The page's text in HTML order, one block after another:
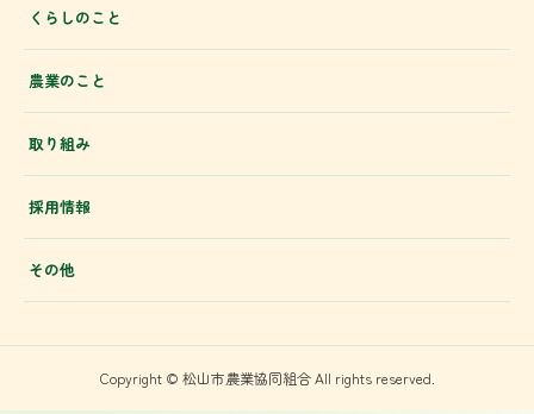
くらしのこと
農業のこと
取り組み
採用情報
その他
Copyright © 松山市農業協同組合 All rights reserved.